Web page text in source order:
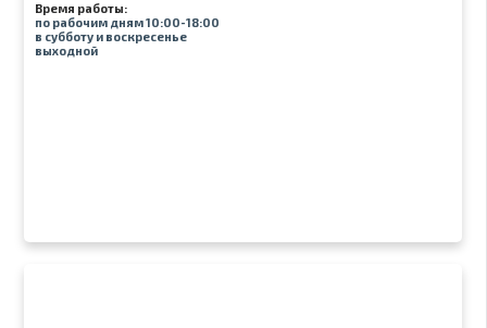
Время работы:
по рабочим дням 10:00-18:00
в субботу и воскресенье
выходной